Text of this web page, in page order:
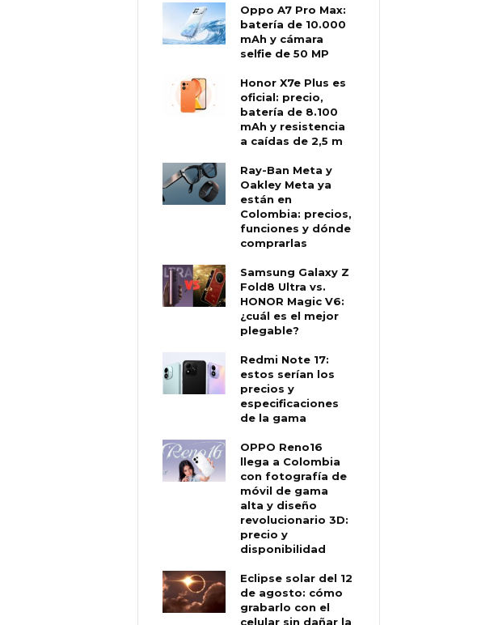
Oppo A7 Pro Max:
batería de 10.000
mAh y cámara
selfie de 50 MP
Honor X7e Plus es
oficial: precio,
batería de 8.100
mAh y resistencia
a caídas de 2,5 m
Ray-Ban Meta y
Oakley Meta ya
están en
Colombia: precios,
funciones y dónde
comprarlas
Samsung Galaxy Z
Fold8 Ultra vs.
HONOR Magic V6:
¿cuál es el mejor
plegable?
Redmi Note 17:
estos serían los
precios y
especificaciones
de la gama
OPPO Reno16
llega a Colombia
con fotografía de
móvil de gama
alta y diseño
revolucionario 3D:
precio y
disponibilidad
Eclipse solar del 12
de agosto: cómo
grabarlo con el
celular sin dañar la